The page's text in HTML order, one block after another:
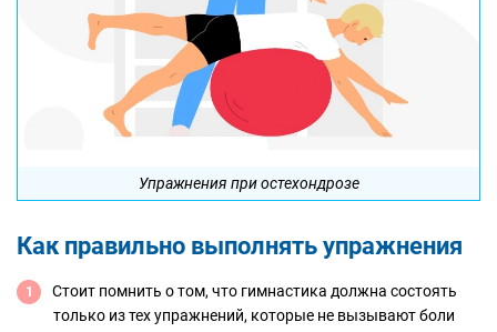
Упражнения при остехондрозе
Как правильно выполнять упражнения
Стоит помнить о том, что гимнастика должна состоять
только из тех упражнений, которые не вызывают боли